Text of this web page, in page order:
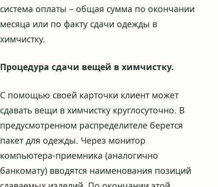
система оплаты – общая сумма по окончании
месяца или по факту сдачи одежды в
химчистку.
Процедура сдачи вещей в химчистку.
С помощью своей карточки клиент может
сдавать вещи в химчистку круглосуточно. В
предусмотренном распределителе берется
пакет для одежды. Через монитор
компьютера-приемника (аналогично
банкомату) вводятся наименования позиций